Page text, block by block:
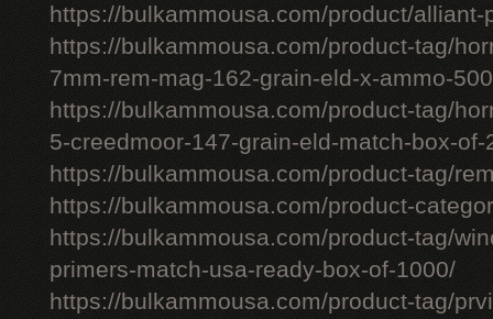
https://bulkammousa.com/product/alliant-
https://bulkammousa.com/product-tag/
7mm-rem-mag-162-grain-eld-x-ammo-
https://bulkammousa.com/product-tag/
5-creedmoor-147-grain-eld-match-box-of-
https://bulkammousa.com/product-tag/
https://bulkammousa.com/product-
https://bulkammousa.com/product-tag/
primers-match-usa-ready-box-of-1000/
https://bulkammousa.com/product-tag/